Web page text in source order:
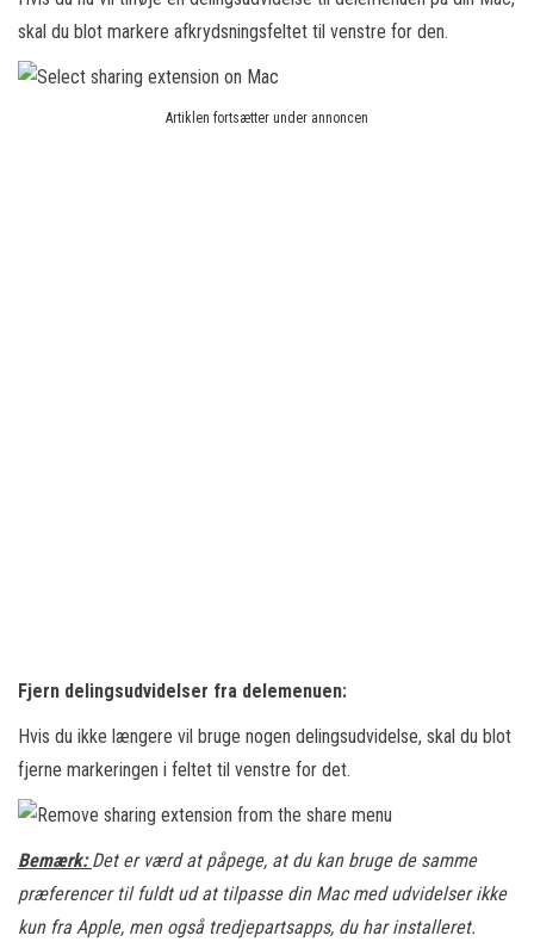
skal du blot markere afkrydsningsfeltet til venstre for den.
Artiklen fortsætter under annoncen
Fjern delingsudvidelser fra delemenuen:
Hvis du ikke længere vil bruge nogen delingsudvidelse, skal du blot
fjerne markeringen i feltet til venstre for det.
Bemærk:Det er værd at påpege, at du kan bruge de samme
præferencer til fuldt ud at tilpasse din Mac med udvidelser ikke
kun fra Apple, men også tredjepartsapps, du har installeret.